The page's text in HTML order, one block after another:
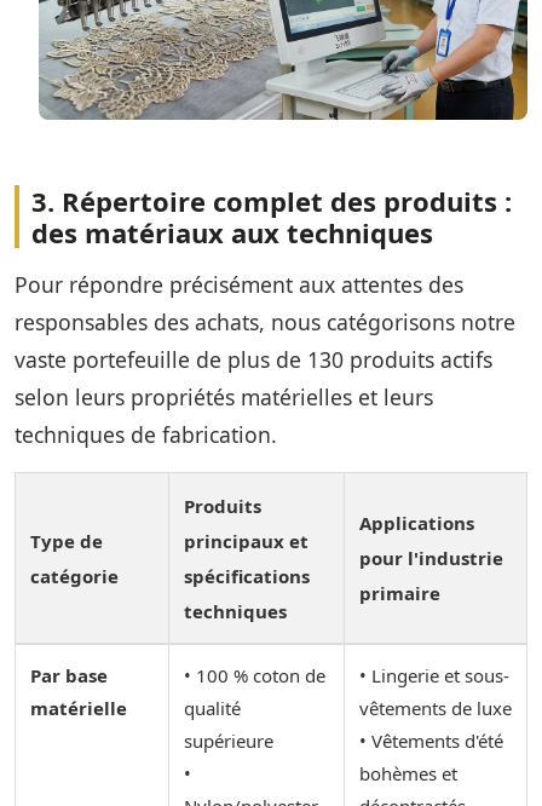
3. Répertoire complet des produits :
des matériaux aux techniques
Pour répondre précisément aux attentes des
responsables des achats, nous catégorisons notre
vaste portefeuille de plus de 130 produits actifs
selon leurs propriétés matérielles et leurs
techniques de fabrication.
Type de
catégorie
Produits
principaux et
spécifications
techniques
Applications
pour l'industrie
primaire
Par base
matérielle
• 100 % coton de
qualité
supérieure
•
• Lingerie et sous-
vêtements de luxe
• Vêtements d'été
bohèmes et